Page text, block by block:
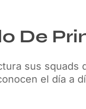
De
sus squads
el día a